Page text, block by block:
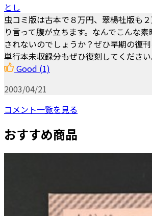
とし
虫コミ版は古本で８万円、翠楊社版も
り言って腹が立ちます。なんでこんな
されないのでしょうか？ぜひ早期の復刊
単行本未収録分もぜひ復刻してください
Good (1)
2003/04/21
コメント一覧を見る
おすすめ商品